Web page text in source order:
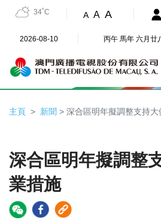
34˚C A A A
2026-08-10 丙午 馬年 六月廿
主頁 新聞 > 深合區明年擬調整支持
深合區明年擬調整
業措施